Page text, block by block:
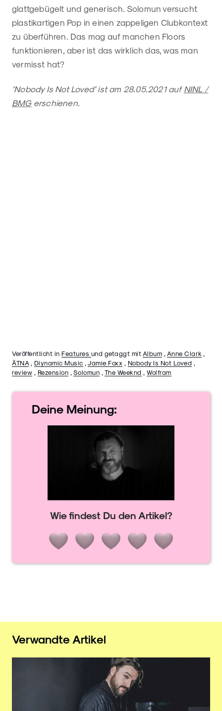
glattgebügelt und generisch. Solomun versucht
plastikartigen Pop in einen zappeligen Clubkontext
zu überführen. Das mag auf manchen Floors
funktionieren, aber ist das wirklich das, was man
vermisst hat?
’Nobody Is Not Loved’ ist am 28.05.2021 auf NINL /
BMGerschienen.
Veröffentlicht in Features und getaggt mit Album Anne Clark
ÄTNA
Diynamic Music Jamie Foxx Nobody Is Not Loved
review
Rezension Solomun The Weeknd Wolfram
Deine Meinung:
Wie findest Du den Artikel?
Verwandte Artikel